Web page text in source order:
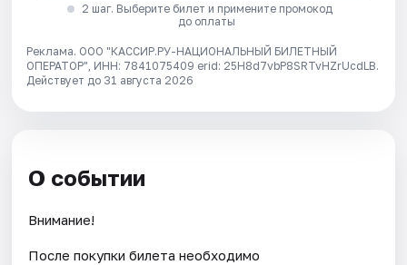
2 шаг. Выберите билет и примените промокод
до оплаты
Реклама. ООО "КАССИР.РУ-НАЦИОНАЛЬНЫЙ БИЛЕТНЫЙ
ОПЕРАТОР", ИНН: 7841075409 erid: 25H8d7vbP8SRTvHZrUcdLB.
Действует до 31 августа 2026
О событии
Внимание!
После покупки билета необходимо